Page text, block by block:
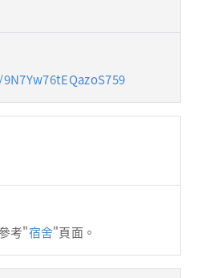
考"宿舍"頁面。